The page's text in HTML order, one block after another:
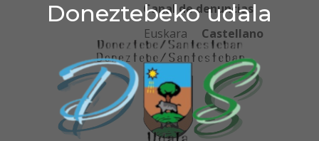
Doneztebeko udala
Ir al contenido
Doneztebeko udala
Canal de denuncias
Euskara
Castellano